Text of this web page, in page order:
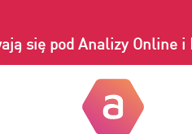
się pod Analizy Online i